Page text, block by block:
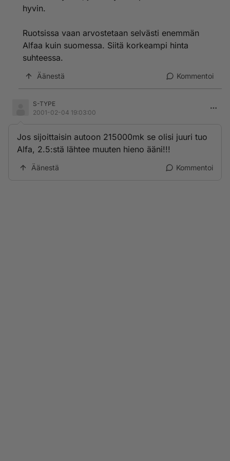
hyvin.
Ruotsissa vaan arvostetaan selvästi enemmän
Alfaa kuin suomessa. Siitä korkeampi hinta
suhteessa.
Äänestä Kommentoi
S-TYPE
2001-02-04 19:03:00
Jos sijoittaisin autoon 215000mk se olisi juuri tuo
Alfa, 2.5:stä lähtee muuten hieno ääni!!!
Äänestä Kommentoi